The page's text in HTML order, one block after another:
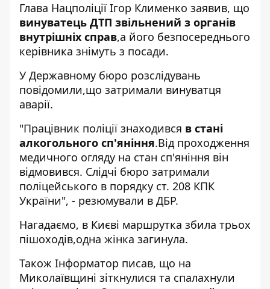
Глава Нацполіції Ігор Клименко заявив, що
винуватець ДТП звільнений з органів
внутрішніх справ,а його безпосереднього
керівника знімуть з посади.
У Державному бюро розслідувань
повідомили,що затримали винуватця
аварії.
"Працівник поліції знаходився в стані
алкогольного сп'яніння.Від проходження
медичного огляду на стан сп'яніння він
відмовився. Слідчі бюро затримали
поліцейського в порядку ст. 208 КПК
України", - резюмували в ДБР.
Нагадаємо, в Києві маршрутка збила трьох
пішоходів,одна жінка загинула.
Також Інформатор писав, що на
Миколаївщині зіткнулися та спалахнули